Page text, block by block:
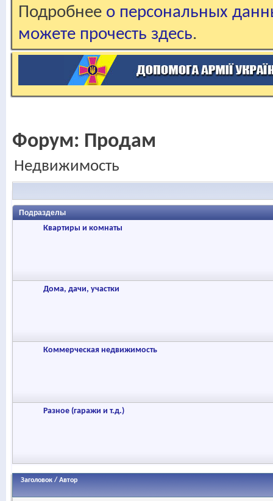
Подробнее о персональных
можете прочесть здесь.
Форум: Продам
Недвижимость
Подразделы
Квартиры и комнаты
Дома, дачи, участки
Коммерческая недвижимость
Разное (гаражи и т.д.)
Заголовок / Автор